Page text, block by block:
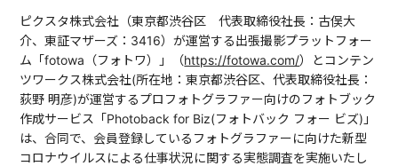
ピクスタ株式会社（東京都渋谷区 代表取締役社長：古俣大
介、東証マザーズ：3416）が運営する出張撮影プラットフォー
ム「fotowa（フォトワ）」（https://fotowa.com/）とコンテン
ツワークス株式会社(所在地：東京都渋谷区、代表取締役社長：
荻野 明彦)が運営するプロフォトグラファー向けのフォトブック
作成サービス「Photoback for Biz(フォトバック フォー ビズ)」
は、合同で、会員登録しているフォトグラファーに向けた新型
コロナウイルスによる仕事状況に関する実態調査を実施いたし